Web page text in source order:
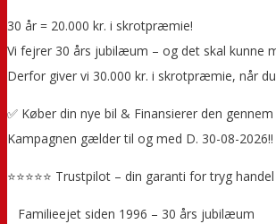
30 år = 20.000 kr. i skrotpræmie!
Vi fejrer 30 års jubilæum – og det skal kunne
Derfor giver vi 30.000 kr. i skrotpræmie, når
✅ Køber din nye bil & Finansierer den
Kampagnen gælder til og med D. 30-08-2026!!
⭐⭐⭐⭐⭐ Trustpilot – din garanti for tryg handel
‍ ‍ ‍ Familieejet siden 1996 – 30 års jubilæum